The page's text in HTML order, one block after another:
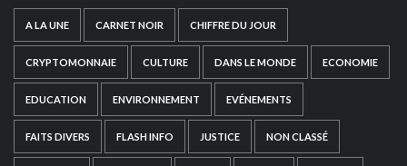
A LA UNE CARNET NOIR CHIFFRE DU JOUR
CRYPTOMONNAIE CULTURE DANS LE MONDE ECONOMIE
EDUCATION ENVIRONNEMENT EVÉNEMENTS
FAITS DIVERS FLASH INFO JUSTICE NON CLASSÉ